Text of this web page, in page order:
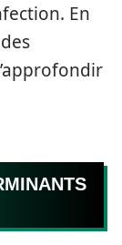
En